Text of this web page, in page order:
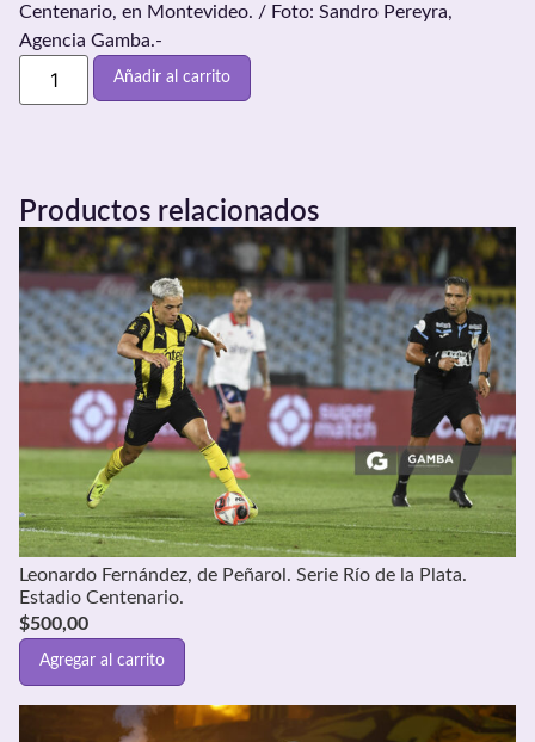
Centenario, en Montevideo. / Foto: Sandro Pereyra,
Agencia Gamba.-
Añadir al carrito
Productos relacionados
Leonardo Fernández, de Peñarol. Serie Río de la Plata.
Estadio Centenario.
$500,00
Agregar al carrito